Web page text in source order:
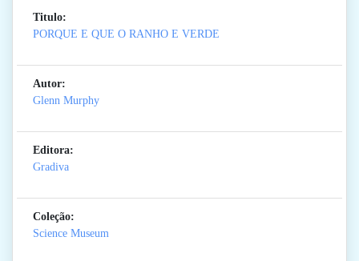
Titulo:
PORQUE E QUE O RANHO E VERDE
Autor:
Glenn Murphy
Editora:
Gradiva
Coleção:
Science Museum